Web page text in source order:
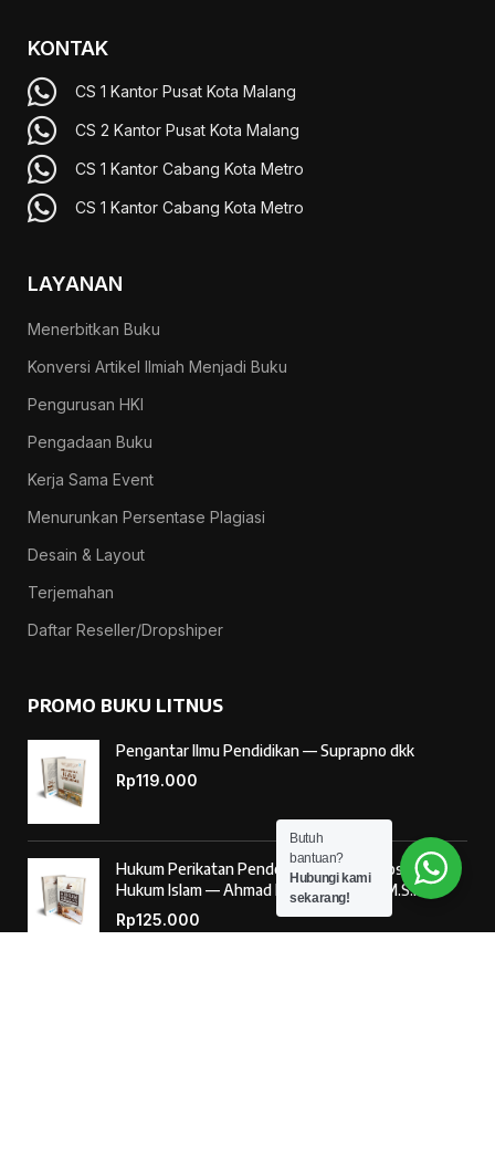
KONTAK
CS 1 Kantor Pusat Kota Malang
CS 2 Kantor Pusat Kota Malang
CS 1 Kantor Cabang Kota Metro
CS 1 Kantor Cabang Kota Metro
LAYANAN
Menerbitkan Buku
Konversi Artikel Ilmiah Menjadi Buku
Pengurusan HKI
Pengadaan Buku
Kerja Sama Event
Menurunkan Persentase Plagiasi
Desain & Layout
Terjemahan
Daftar Reseller/Dropshiper
PROMO BUKU LITNUS
Pengantar Ilmu Pendidikan — Suprapno dkk
Rp119.000
Hukum Perikatan Pendekatan Hukum Positif dan
Hukum Islam — Ahmad Musadad, S.H.I., M.S.I.
Rp125.000
Butuh
bantuan?
Hubungi kami
sekarang!